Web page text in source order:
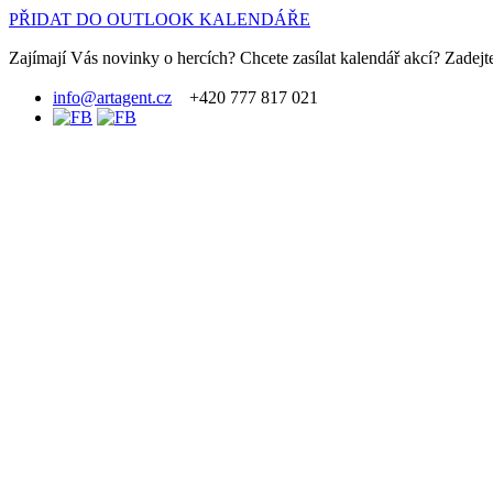
PŘIDAT DO OUTLOOK KALENDÁŘE
Zajímají Vás novinky o hercích? Chcete zasílat kalendář akcí?
info@artagent.cz +420 777 817 021